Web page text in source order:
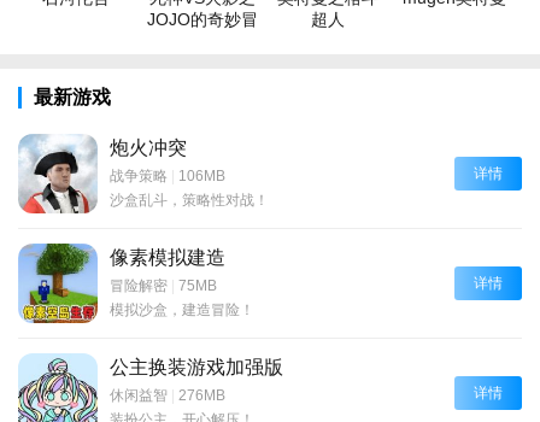
JOJO的奇妙冒
超人
最新游戏
炮火冲突
战争策略 | 106MB
沙盒乱斗，策略性对战！
详情
像素模拟建造
冒险解密 | 75MB
模拟沙盒，建造冒险！
详情
公主换装游戏加强版
休闲益智 | 276MB
详情